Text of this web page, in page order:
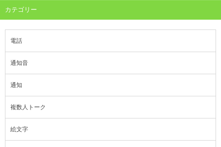
カテゴリー
電話
通知音
通知
複数人トーク
絵文字